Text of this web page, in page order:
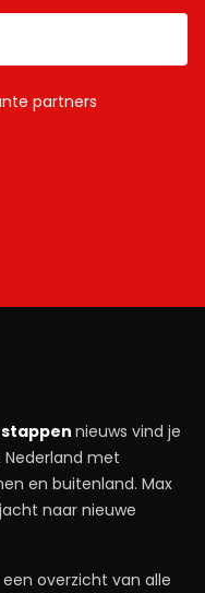
partners
nieuws vind je
Nederland met
en buitenland. Max
naar nieuwe
overzicht van alle